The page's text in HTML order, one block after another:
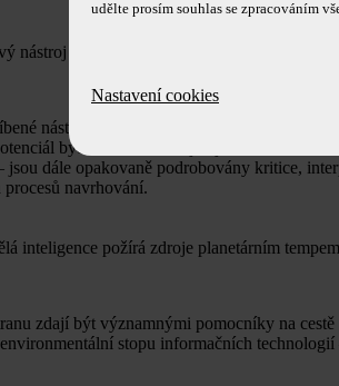
nástroj testování limitů vlastního navrhování
nástroje využívající umělou inteligenci,
být tak inovativní, jak je dokážeme v
jsou dále opakovaně podrobovány kritice,
navrhování.
inteligence požírá zdroje planetárním tempem
zdají být významnými pomocníky na
stopu informačních
udělte prosím souhlas se zpracováním
Nastavení cookies